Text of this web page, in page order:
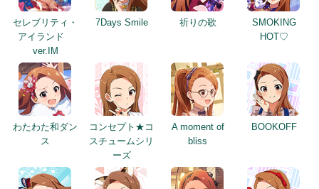
セレブリティ・
アイランド
ver.IM
7Days Smile 祈りの歌
SMOKING
HOT♡
わたわた和ダン
ス
コンセプト★コ
スチュームシリ
ーズ
A moment of
bliss
BOOKOFF